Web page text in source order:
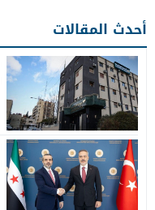
أحدث المقالات